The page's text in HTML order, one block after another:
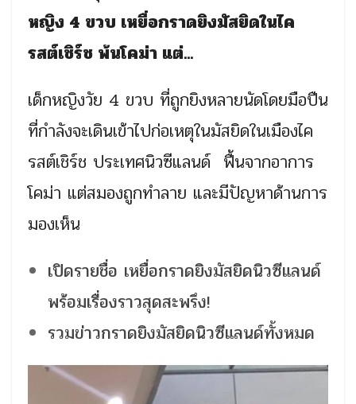
หญิง 4 ขวบ เหยื่อกราดยิงมัสยิดในไค
รสต์เชิร์ช พ้นโคม่า แต่...
เด็กหญิงวัย 4 ขวบ ที่ถูกยิงหลายนัดโดยมือปืน
ที่กำลังจะเดินเข้าไปก่อเหตุในมัสยิดในเมืองไค
รสต์เชิร์ช ประเทศนิวซีแลนด์ ฟื้นจากอาการ
โคม่า แต่สมองถูกทำลาย และมีปัญหาด้านการ
มองเห็น
เปิดรายชื่อ เหยื่อกราดยิงมัสยิดนิวซีแลนด์
พร้อมเรื่องราวสุดสะพรึง!
รวมข่าวกราดยิงมัสยิดนิวซีแลนด์ทั้งหมด